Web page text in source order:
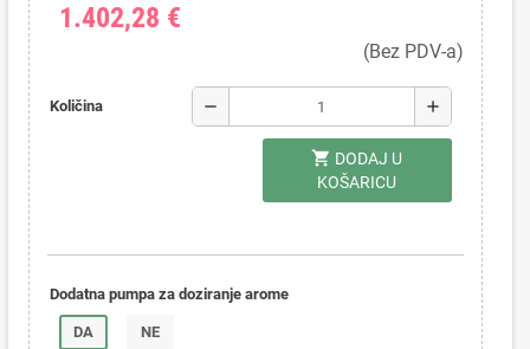
1.402,28 €
(Bez PDV-a)
Količina remove add
shopping_cart DODAJ U
KOŠARICU
Dodatna pumpa za doziranje arome
DA NE